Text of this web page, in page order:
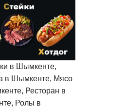
в Шымкенте,
в Шымкенте, Мясо
Ресторан в
Ролы в